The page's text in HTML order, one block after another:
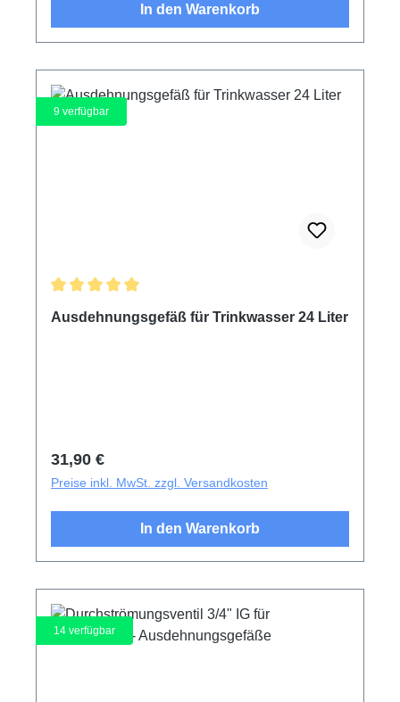
In den Warenkorb
9 verfügbar
Ausdehnungsgefäß für Trinkwasser 24 Liter
Regulärer Preis:
31,90 €
Preise inkl. MwSt. zzgl. Versandkosten
In den Warenkorb
14 verfügbar